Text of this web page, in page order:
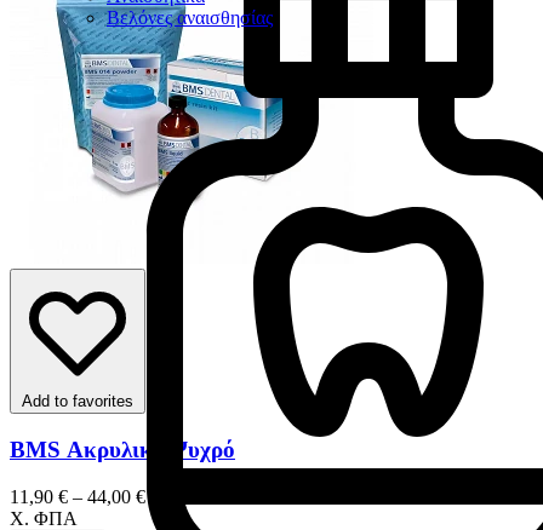
Βελόνες αναισθησίας
Add to favorites
BMS Ακρυλικό Ψυχρό
11,90 € – 44,00 €
Χ. ΦΠΑ